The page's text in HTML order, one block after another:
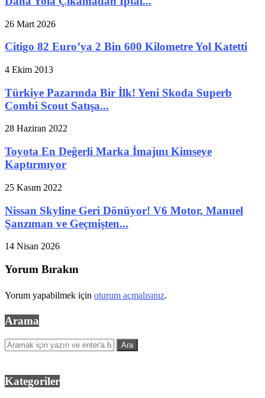
26 Mart 2026
Citigo 82 Euro’ya 2 Bin 600 Kilometre Yol Katetti
4 Ekim 2013
Türkiye Pazarında Bir İlk! Yeni Skoda Superb
Combi Scout Satışa...
28 Haziran 2022
Toyota En Değerli Marka İmajını Kimseye
Kaptırmıyor
25 Kasım 2022
Nissan Skyline Geri Dönüyor! V6 Motor, Manuel
Şanzıman ve Geçmişten...
14 Nisan 2026
Yorum Bırakın
Yorum yapabilmek için oturum açmalısınız.
Arama
Kategoriler